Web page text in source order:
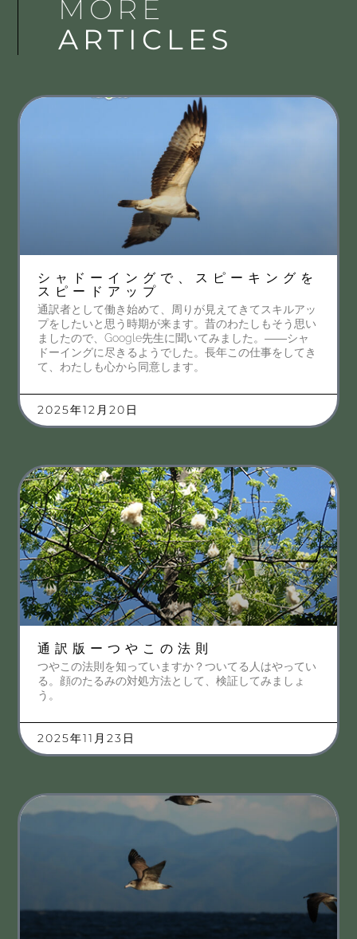
MORE
ARTICLES
シャドーイングで、スピーキングを
スピードアップ
通訳者として働き始めて、周りが見えてきてスキルアッ
プをしたいと思う時期が来ます。昔のわたしもそう思い
ましたので、Google先生に聞いてみました。――シャ
ドーイングに尽きるようでした。長年この仕事をしてき
て、わたしも心から同意します。
2025年12月20日
通訳版ーつやこの法則
つやこの法則を知っていますか？ついてる人はやってい
る。顔のたるみの対処方法として、検証してみましょ
う。
2025年11月23日